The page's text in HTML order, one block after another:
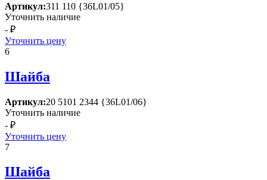
Артикул:311 110 {36L01/05}
Уточнить наличие
- ₽
Уточнить цену
6
Шайба
Артикул:20 5101 2344 {36L01/06}
Уточнить наличие
- ₽
Уточнить цену
7
Шайба